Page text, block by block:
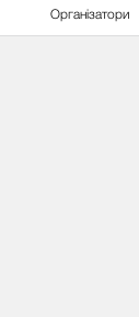
Організатори